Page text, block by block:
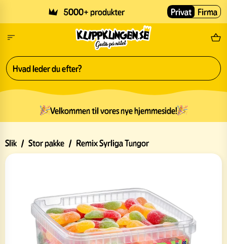
5000+ produkter Privat Firma
Velkommen til vores nye hjemmeside!
Slik / Stor pakke / Remix Syrliga Tungor